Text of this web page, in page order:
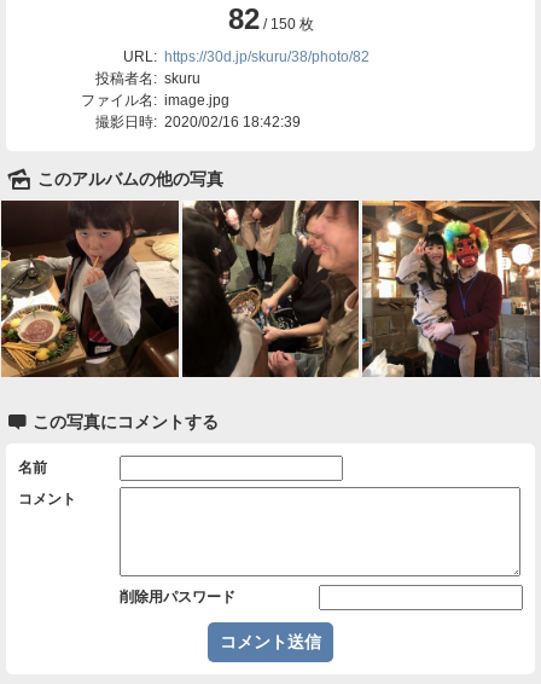
82 / 150 枚
URL: https://30d.jp/skuru/38/photo/82
投稿者名: skuru
ファイル名: image.jpg
撮影日時: 2020/02/16 18:42:39
🌄 このアルバムの他の写真
 この写真にコメントする
名前
コメント
削除用パスワード